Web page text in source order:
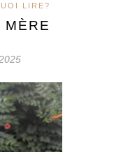
LIRE?
MÈRE